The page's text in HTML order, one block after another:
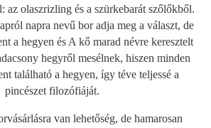
az olaszrizling és a szürkebarát szőlőkből.
napra nevű bor adja meg a választ, de
a hegyen és A kő marad névre keresztelt
hegyről mesélnek, hiszen minden
található a hegyen, így téve teljessé a
pincészet filozófiáját.
van lehetőség, de hamarosan